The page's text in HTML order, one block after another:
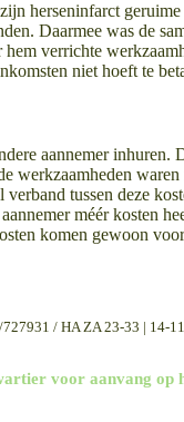
herseninfarct
Daarmee was de
verrichte
niet hoeft te
aannemer inhuren.
werkzaamheden
tussen deze
méér kosten
komen gewoon
/ HA ZA 23-33 | 14-